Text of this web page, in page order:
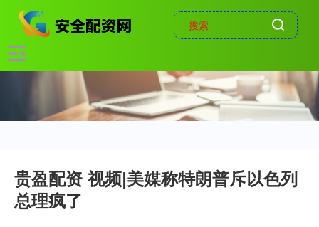
贵盈配资 视频|美媒称特朗普斥以色列
总理疯了